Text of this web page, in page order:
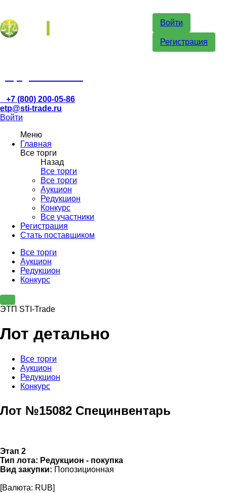
Войти
Регистрация
+7 (800) 200-05-86
etp@sti-trade.ru
Войти
Меню
Главная
Все торги
Назад
Все торги
Все торги
Аукцион
Редукцион
Конкурс
Все участники
Регистрация
Стать поставщиком
Все торги
Аукцион
Редукцион
Конкурс
ЭТП STI-Trade
Лот детально
Все торги
Аукцион
Редукцион
Конкурс
Лот №15082 Специнвентарь
Этап 2
Тип лота: Редукцион - покупка
Вид закупки: Попозиционная
[Валюта: RUB]